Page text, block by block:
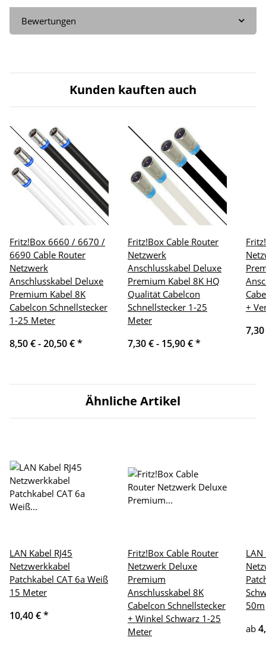
Bewertungen
Kunden kauften auch
Fritz!Box 6660 / 6670 /
6690 Cable Router
Netzwerk
Anschlusskabel Deluxe
Premium Kabel 8K
Cabelcon Schnellstecker
1-25 Meter
8,50 € -20,50 €*
Fritz!Box Cable Router
Netzwerk
Anschlusskabel Deluxe
Premium Kabel 8K HQ
Qualität Cabelcon
Schnellstecker 1-25
Meter
7,30 € - 15,90 €*
+
Ähnliche Artikel
LAN Kabel RJ45
Netzwerkkabel
Patchkabel CAT 6a Weiß
15 Meter
10,40 €*
Fritz!Box Cable Router
Netzwerk Deluxe
Premium
Anschlusskabel 8K
Cabelcon Schnellstecker
+ Winkel Schwarz 1-25
Meter
LAN
50m
ab